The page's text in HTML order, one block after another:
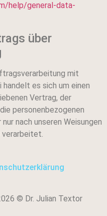
help/general-data-
über
mit
es sich um einen
Vertrag, der
personenbezogenen
nach unseren Weisungen
verarbeitet.
© Dr. Julian Textor